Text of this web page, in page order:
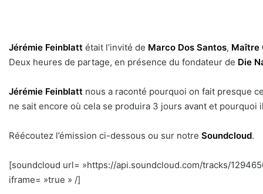
Jérémie Feinblatt était l’invité de Marco Dos Santos, Maître
Deux heures de partage, en présence du fondateur de Die
Jérémie Feinblatt nous a raconté pourquoi on fait presque
ne sait encore où cela se produira 3 jours avant et pourquoi
Réécoutez l’émission ci-dessous ou sur notre Soundcloud.
[soundcloud url= »https://api.soundcloud.com/tracks/
iframe= »true » /]